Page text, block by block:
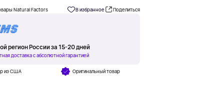
Natural Factors В избранное Поделиться
регион России за 15-20 дней
доставка с абсолютной гарантией
из США Оригинальный товар